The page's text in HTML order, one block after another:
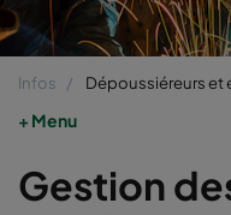
Infos Dépoussiéreurs et
Menu
Gestion